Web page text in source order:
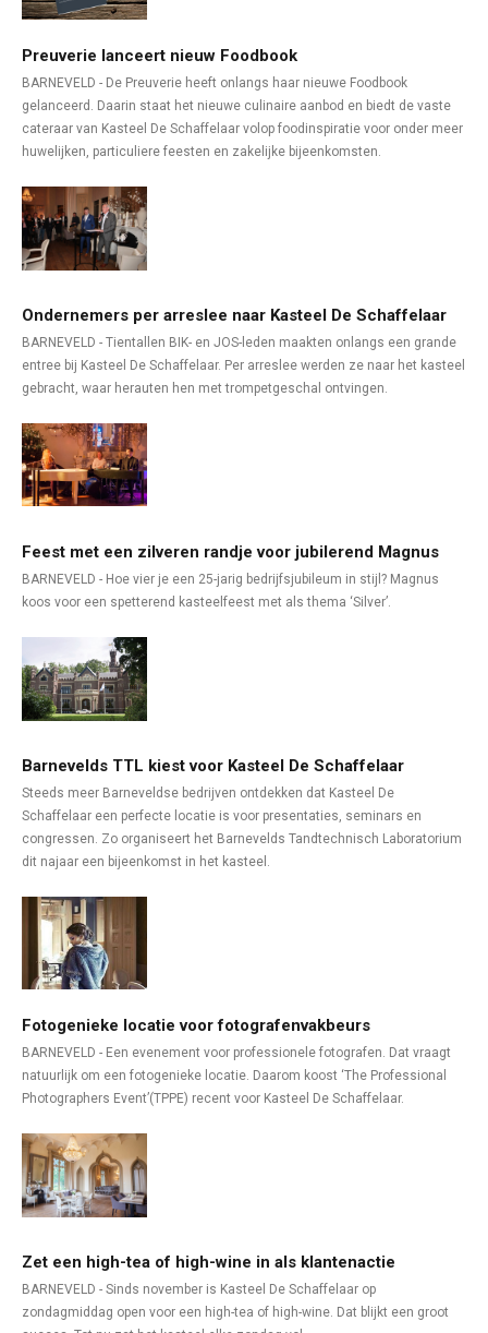
Preuverie lanceert nieuw Foodbook
BARNEVELD - De Preuverie heeft onlangs haar nieuwe Foodbook
gelanceerd. Daarin staat het nieuwe culinaire aanbod en biedt de vaste
cateraar van Kasteel De Schaffelaar volop foodinspiratie voor onder meer
huwelijken, particuliere feesten en zakelijke bijeenkomsten.
Ondernemers per arreslee naar Kasteel De Schaffelaar
BARNEVELD - Tientallen BIK- en JOS-leden maakten onlangs een grande
entree bij Kasteel De Schaffelaar. Per arreslee werden ze naar het kasteel
gebracht, waar herauten hen met trompetgeschal ontvingen.
Feest met een zilveren randje voor jubilerend Magnus
BARNEVELD - Hoe vier je een 25-jarig bedrijfsjubileum in stijl? Magnus
koos voor een spetterend kasteelfeest met als thema ‘Silver’.
Barnevelds TTL kiest voor Kasteel De Schaffelaar
Steeds meer Barneveldse bedrijven ontdekken dat Kasteel De
Schaffelaar een perfecte locatie is voor presentaties, seminars en
congressen. Zo organiseert het Barnevelds Tandtechnisch Laboratorium
dit najaar een bijeenkomst in het kasteel.
Fotogenieke locatie voor fotografenvakbeurs
BARNEVELD - Een evenement voor professionele fotografen. Dat vraagt
natuurlijk om een fotogenieke locatie. Daarom koost ‘The Professional
Photographers Event’(TPPE) recent voor Kasteel De Schaffelaar.
Zet een high-tea of high-wine in als klantenactie
BARNEVELD - Sinds november is Kasteel De Schaffelaar op
zondagmiddag open voor een high-tea of high-wine. Dat blijkt een groot